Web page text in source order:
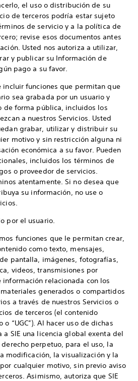
el uso o distribución de su
de terceros podría estar sujeto
de servicio y a la política de
revise esos documentos antes
Usted nos autoriza a utilizar,
y publicar su Información de
pago a su favor.
incluir funciones que permitan que
sea grabada por un usuario y
de forma pública, incluidos los
a nuestros Servicios. Usted
grabar, utilizar y distribuir su
motivo y sin restricción alguna ni
económica a su favor. Pueden
incluidos los términos de
o proveedor de servicios.
atentamente. Si no desea que
su información, no use o
por el usuario.
funciones que le permitan crear,
como texto, mensajes,
pantalla, imágenes, fotografías,
videos, transmisiones por
relacionada con los
generados o compartidos
a través de nuestros Servicios o
de terceros (el contenido
“UGC”). Al hacer uso de dichas
a SIE una licencia global exenta del
perpetuo, para el uso, la
modificación, la visualización y la
cualquier motivo, sin previo aviso
Asimismo, autoriza que SIE